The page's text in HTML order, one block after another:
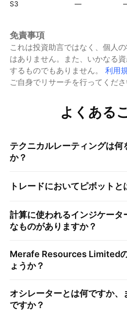
S3 —
免責事項
これは投資助言ではなく、個人
はありません。また、いかなる
するものでもありません。
利用
ご自身でリサーチを行ってくださ
よくある
テクニカルレーティングは何
か？
トレードにおいてピボットと
計算に使われるインジケータ
なものがありますか？
Merafe Resources Limited
ょうか？
オシレーターとは何ですか、
ですか？